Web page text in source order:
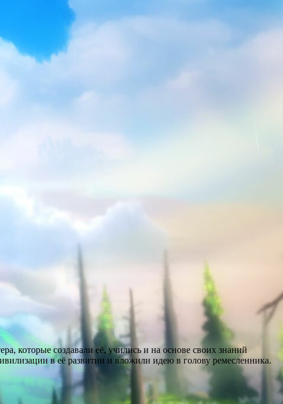
которые создавали её, учились и на основе своих знаний
в её развитии и вложили идею в голову ремесленника.